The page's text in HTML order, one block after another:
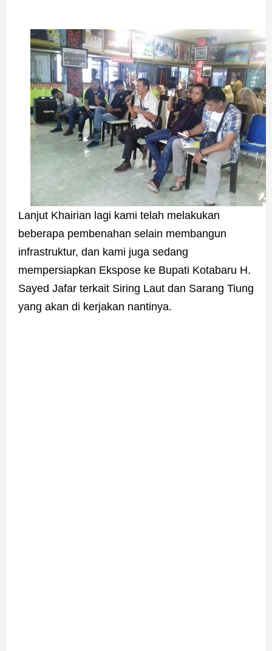
Lanjut Khairian lagi kami telah melakukan
beberapa pembenahan selain membangun
infrastruktur, dan kami juga sedang
mempersiapkan Ekspose ke Bupati Kotabaru H.
Sayed Jafar terkait Siring Laut dan Sarang Tiung
yang akan di kerjakan nantinya.